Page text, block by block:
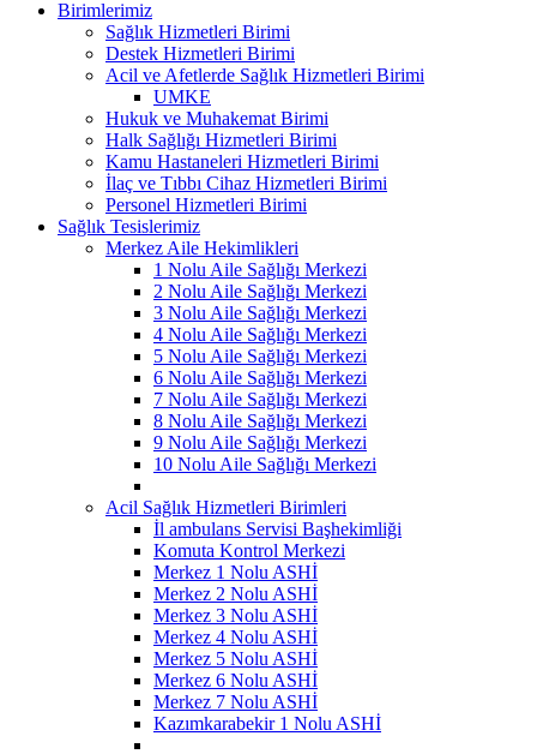
Birimlerimiz
Sağlık Hizmetleri Birimi
Destek Hizmetleri Birimi
Acil ve Afetlerde Sağlık Hizmetleri Birimi
UMKE
Hukuk ve Muhakemat Birimi
Halk Sağlığı Hizmetleri Birimi
Kamu Hastaneleri Hizmetleri Birimi
İlaç ve Tıbbı Cihaz Hizmetleri Birimi
Personel Hizmetleri Birimi
Sağlık Tesislerimiz
Merkez Aile Hekimlikleri
1 Nolu Aile Sağlığı Merkezi
2 Nolu Aile Sağlığı Merkezi
3 Nolu Aile Sağlığı Merkezi
4 Nolu Aile Sağlığı Merkezi
5 Nolu Aile Sağlığı Merkezi
6 Nolu Aile Sağlığı Merkezi
7 Nolu Aile Sağlığı Merkezi
8 Nolu Aile Sağlığı Merkezi
9 Nolu Aile Sağlığı Merkezi
10 Nolu Aile Sağlığı Merkezi
Acil Sağlık Hizmetleri Birimleri
İl ambulans Servisi Başhekimliği
Komuta Kontrol Merkezi
Merkez 1 Nolu ASHİ
Merkez 2 Nolu ASHİ
Merkez 3 Nolu ASHİ
Merkez 4 Nolu ASHİ
Merkez 5 Nolu ASHİ
Merkez 6 Nolu ASHİ
Merkez 7 Nolu ASHİ
Kazımkarabekir 1 Nolu ASHİ